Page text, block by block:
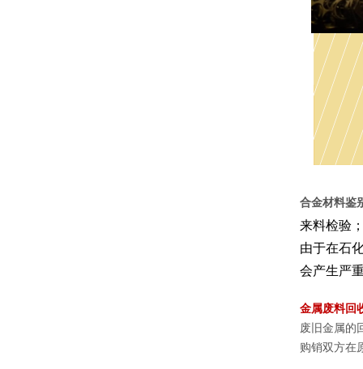
合金材料鉴
来料检验
由于在石
会产生严
金属废料回
废旧金属的
购销双方在